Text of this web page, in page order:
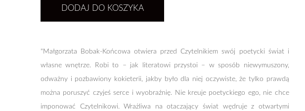
DODAJ DO KOSZYKA
"Małgorzata Bobak-Końcowa otwiera przed Czytelnikiem swój poetycki świat i
własne wnętrze. Robi to – jak literatowi przystoi – w sposób niewymuszony,
odważny i pozbawiony kokieterii, jakby było dla niej oczywiste, że tylko prawdą
można poruszyć czyjeś serce i wyobraźnię. Nie kreuje poetyckiego ego, nie chce
imponować Czytelnikowi. Wrażliwa na otaczający świat wędruje z otwartymi